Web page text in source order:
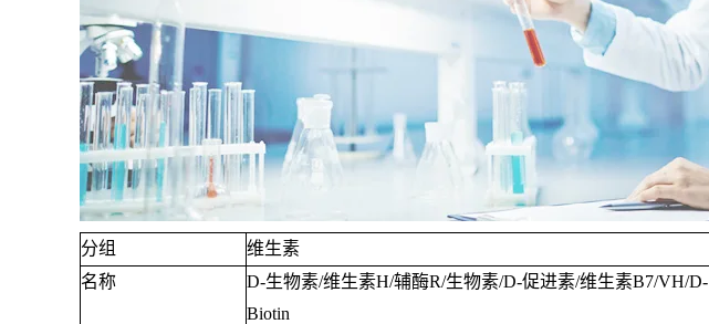
分组
维生素
名称
D-生物素/维生素H/辅酶R/生物素/D-促进素/维生素B7/VH/D-
Biotin